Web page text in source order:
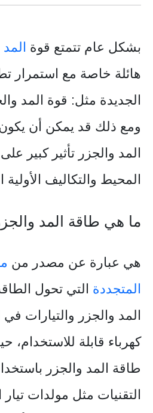
بشكل عام تتمتع قوة المد
هائلة خاصة مع استمرار
الجديدة مثل: قوة المد
ومع ذلك قد يمكن أن
المد والجزر تأثير كبير
المحيط والتكاليف الأولية
ما هي طاقة المد
هي عبارة عن مصدر من
المتجددة التي تحول
المد والجزر والتيارات
كهرباء قابلة للاستخدام،
طاقة المد والجزر
التقنيات مثل مولدات تيار